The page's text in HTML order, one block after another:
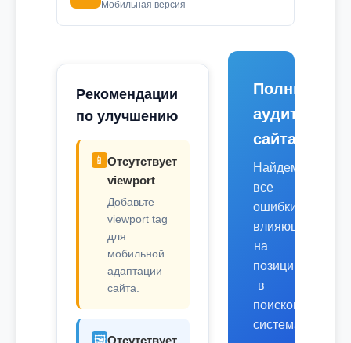
Мобильная версия
Рекомендации
по улучшению
📱 Отсутствует
viewport
Добавьте
viewport tag
для
мобильной
адаптации
сайта.
🖼️Отсутствует
Полный
аудит
сайта
Найдем
все
ошибки,
влияющие
на
позиции
в
поисковых
системах.